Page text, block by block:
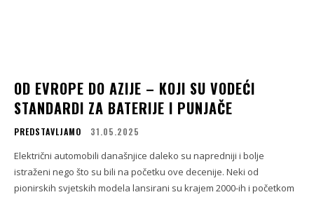
OD EVROPE DO AZIJE – KOJI SU VODEĆI
STANDARDI ZA BATERIJE I PUNJAČE
PREDSTAVLJAMO 31.05.2025
Električni automobili današnjice daleko su napredniji i bolje
istraženi nego što su bili na početku ove decenije. Neki od
pionirskih svjetskih modela lansirani su krajem 2000-ih i početkom